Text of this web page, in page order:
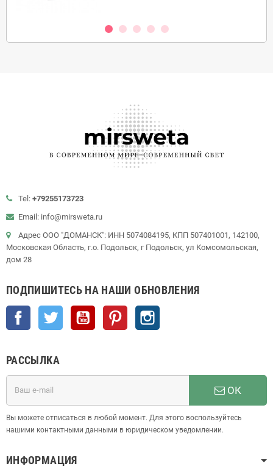
Tel: +79255173723
Email: info@mirsweta.ru
Адрес ООО "ДОМАНСК": ИНН 5074084195, КПП 507401001, 142100,
Московская Область, г.о. Подольск, г Подольск, ул Комсомольская,
дом 28
ПОДПИШИТЕСЬ НА НАШИ ОБНОВЛЕНИЯ
Facebook Twitter YouTube Pinterest
РАССЫЛКА
ОК
Вы можете отписаться в любой момент. Для этого воспользуйтесь
нашими контактными данными в юридическом уведомлении.
ИНФОРМАЦИЯ